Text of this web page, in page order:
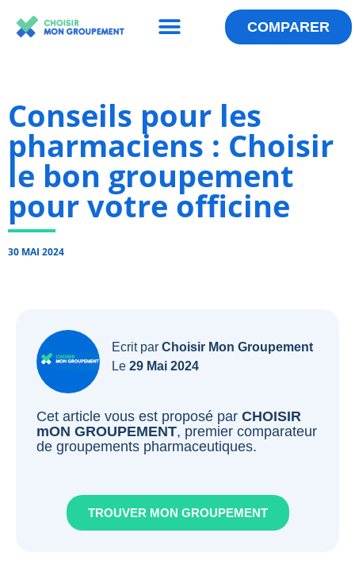
contenu
Menu COMPARER
Conseils pour les
pharmaciens : Choisir
le bon groupement
pour votre officine
30 MAI 2024
Ecrit parChoisir Mon Groupement
Le29 Mai 2024
Cet article vous est proposé parCHOISIR
mON GROUPEMENT, premier comparateur
de groupements pharmaceutiques.
TROUVER MON GROUPEMENT